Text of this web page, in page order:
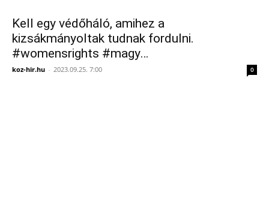
Kell egy védőháló, amihez a
kizsákmányoltak tudnak fordulni.
#womensrights #magy…
koz-hir.hu - 2023.09.25. 7:00 0